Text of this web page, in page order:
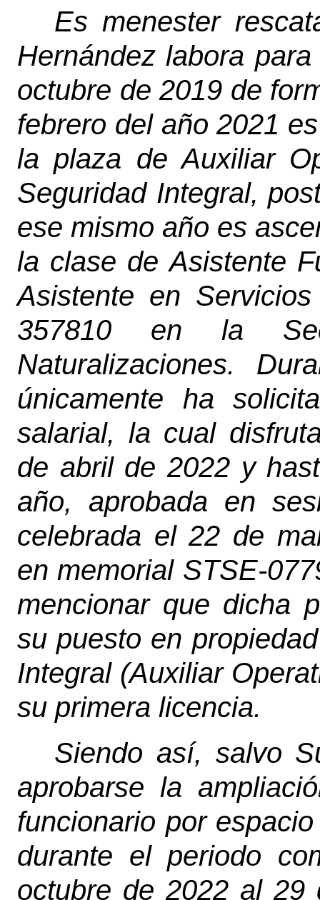
Es menester
Hernández labora
octubre de 2019 de
febrero del año 2021
la plaza de Auxiliar
Seguridad Integral,
ese mismo año es
la clase de Asistente
Asistente en
357810 en la
Naturalizaciones.
únicamente ha
salarial, la cual
de abril de 2022 y
año, aprobada en
celebrada el 22 de
en memorial STSE-
mencionar que dicha
su puesto en
Integral (Auxiliar
su primera licencia.
Siendo así, salvo
aprobarse la
funcionario por
durante el periodo
octubre de 2022 al 29